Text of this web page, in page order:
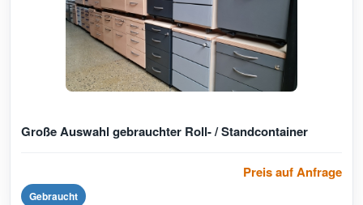
Große Auswahl gebrauchter Roll- / Standcontainer
Preis auf Anfrage
Gebraucht